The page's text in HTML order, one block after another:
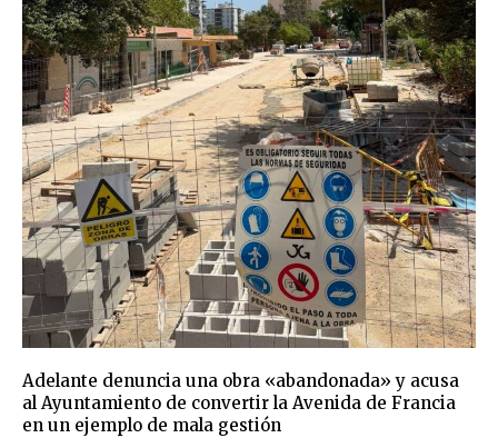
Adelante denuncia una obra «abandonada» y acusa
al Ayuntamiento de convertir la Avenida de Francia
en un ejemplo de mala gestión